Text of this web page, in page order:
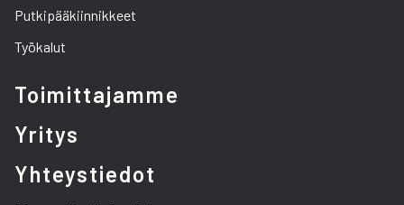
Putkipääkiinnikkeet
Työkalut
Toimittajamme
Yritys
Yhteystiedot